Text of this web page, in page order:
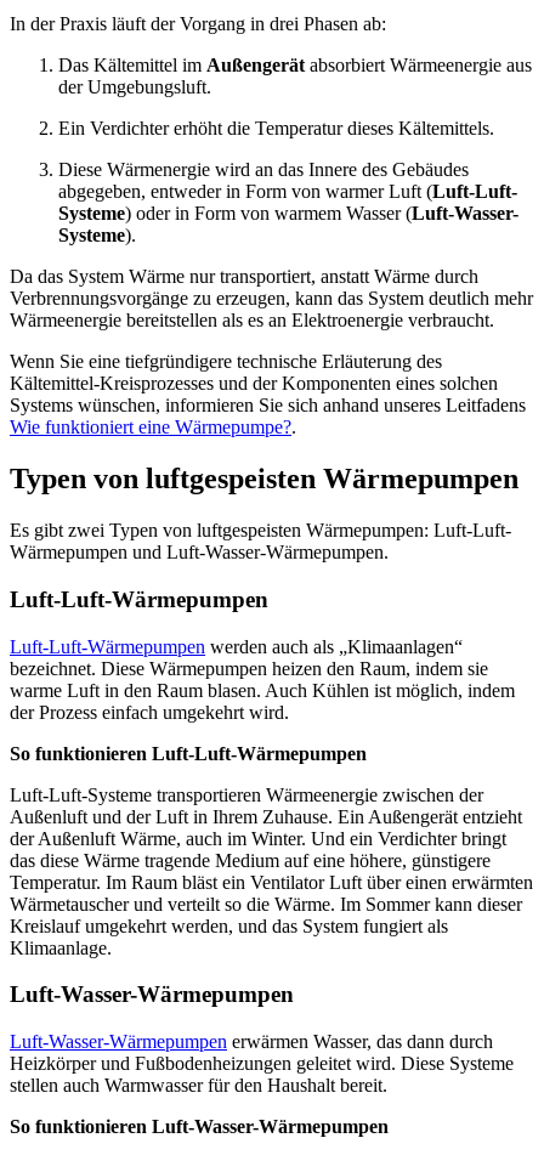
In der Praxis läuft der Vorgang in drei Phasen ab:
Das Kältemittel im Außengerät absorbiert Wärmeenergie aus
der Umgebungsluft.
Ein Verdichter erhöht die Temperatur dieses Kältemittels.
Diese Wärmenergie wird an das Innere des Gebäudes
abgegeben, entweder in Form von warmer Luft (Luft-Luft-
Systeme) oder in Form von warmem Wasser (Luft-Wasser-
Systeme).
Da das System Wärme nur transportiert, anstatt Wärme durch
Verbrennungsvorgänge zu erzeugen, kann das System deutlich mehr
Wärmeenergie bereitstellen als es an Elektroenergie verbraucht.
Wenn Sie eine tiefgründigere technische Erläuterung des
Kältemittel-Kreisprozesses und der Komponenten eines solchen
Systems wünschen, informieren Sie sich anhand unseres Leitfadens
Wie funktioniert eine Wärmepumpe?.
Typen von luftgespeisten Wärmepumpen
Es gibt zwei Typen von luftgespeisten Wärmepumpen: Luft-Luft-
Wärmepumpen und Luft-Wasser-Wärmepumpen.
Luft-Luft-Wärmepumpen
Luft-Luft-Wärmepumpen werden auch als „Klimaanlagen“
bezeichnet. Diese Wärmepumpen heizen den Raum, indem sie
warme Luft in den Raum blasen. Auch Kühlen ist möglich, indem
der Prozess einfach umgekehrt wird.
So funktionieren Luft-Luft-Wärmepumpen
Luft-Luft-Systeme transportieren Wärmeenergie zwischen der
Außenluft und der Luft in Ihrem Zuhause. Ein Außengerät entzieht
der Außenluft Wärme, auch im Winter. Und ein Verdichter bringt
das diese Wärme tragende Medium auf eine höhere, günstigere
Temperatur. Im Raum bläst ein Ventilator Luft über einen erwärmten
Wärmetauscher und verteilt so die Wärme. Im Sommer kann dieser
Kreislauf umgekehrt werden, und das System fungiert als
Klimaanlage.
Luft-Wasser-Wärmepumpen
Luft-Wasser-Wärmepumpen erwärmen Wasser, das dann durch
Heizkörper und Fußbodenheizungen geleitet wird. Diese Systeme
stellen auch Warmwasser für den Haushalt bereit.
So funktionieren Luft-Wasser-Wärmepumpen